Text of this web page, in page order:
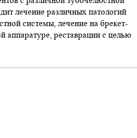
лечение различных патологий
системы, лечение на брекет-
аппаратуре, реставрации с целью